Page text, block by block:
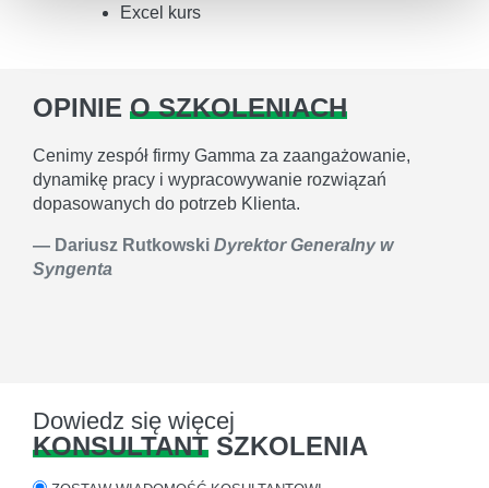
Excel kurs
OPINIE O SZKOLENIACH
Cenimy zespół firmy Gamma za zaangażowanie,
dynamikę pracy i wypracowywanie rozwiązań
dopasowanych do potrzeb Klienta.
Dariusz Rutkowski Dyrektor Generalny w
Syngenta
Dowiedz się więcej
KONSULTANT SZKOLENIA